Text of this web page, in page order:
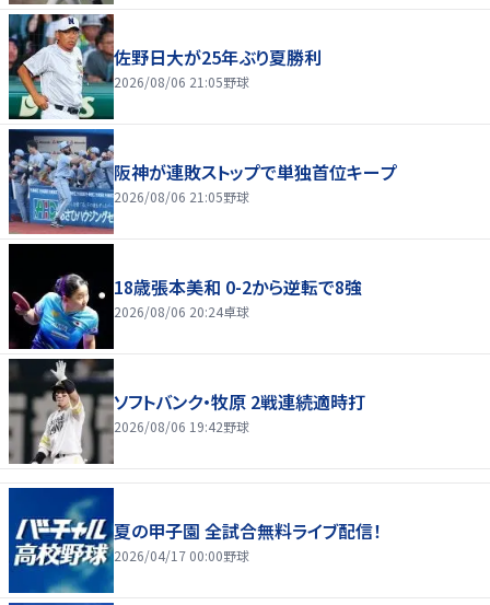
佐野日大が25年ぶり夏勝利
2026/08/06 21:05野球
阪神が連敗ストップで単独首位キープ
2026/08/06 21:05野球
18歳張本美和 0-2から逆転で8強
2026/08/06 20:24卓球
ソフトバンク・牧原 2戦連続適時打
2026/08/06 19:42野球
夏の甲子園 全試合無料ライブ配信！
2026/04/17 00:00野球